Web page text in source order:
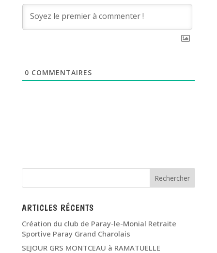
0 COMMENTAIRES
ARTICLES RÉCENTS
Création du club de Paray-le-Monial Retraite
Sportive Paray Grand Charolais
SEJOUR GRS MONTCEAU à RAMATUELLE